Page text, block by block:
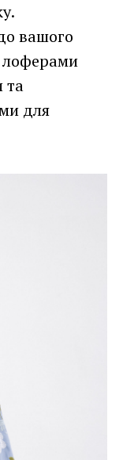
вашого
лоферами
та
для